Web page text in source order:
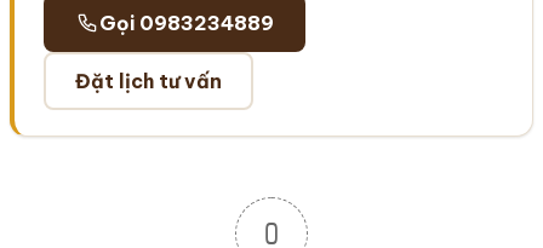
Gọi 0983234889
Đặt lịch tư vấn
0